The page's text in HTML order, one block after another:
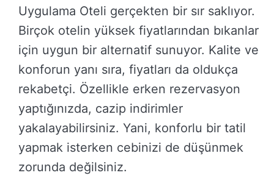
Uygulama Oteli gerçekten bir sır saklıyor.
Birçok otelin yüksek fiyatlarından bıkanlar
için uygun bir alternatif sunuyor. Kalite ve
konforun yanı sıra, fiyatları da oldukça
rekabetçi. Özellikle erken rezervasyon
yaptığınızda, cazip indirimler
yakalayabilirsiniz. Yani, konforlu bir tatil
yapmak isterken cebinizi de düşünmek
zorunda değilsiniz.